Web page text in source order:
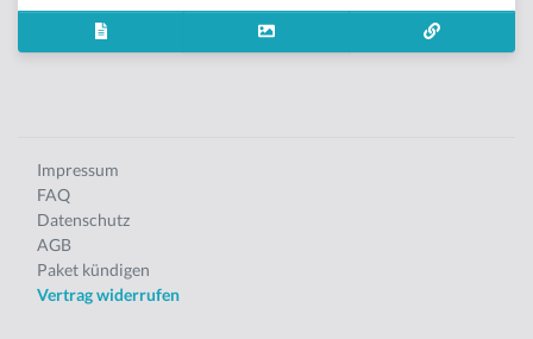
Impressum
FAQ
Datenschutz
AGB
Paket kündigen
Vertrag widerrufen